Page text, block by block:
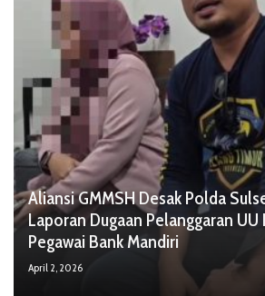
Aliansi GMMSH Desak Polda
Laporan Dugaan Pelanggaran UU
Pegawai Bank Mandiri
April 2, 2026